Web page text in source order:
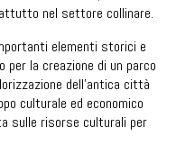
nel settore collinare.
elementi storici e
la creazione di un parco
dell’antica città
culturale ed economico
sulle risorse culturali per